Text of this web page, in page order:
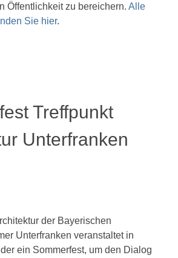
Öffentlichkeit zu bereichern. Alle
Sie hier.
Treffpunkt
Unterfranken
der Bayerischen
Unterfranken veranstaltet in
ein Sommerfest, um den Dialog